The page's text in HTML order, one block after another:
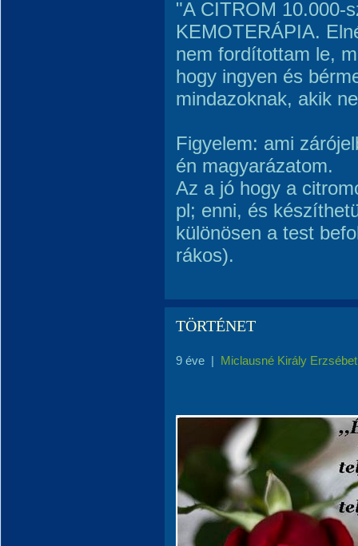
"A CITROM 10.000-
KEMOTERÁPIA.
nem fordítottam le,
hogy ingyen és
mindazoknak, akik
Figyelem: ami
én magyarázatom.
Az a jó hogy a
pl; enni, és
különösen a test
rákos).
TÖRTÉNET
9 éve | Miclausné Király Erzsébet